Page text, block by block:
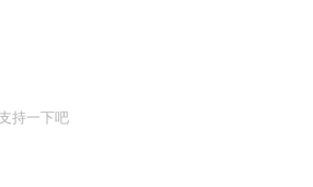
持一下吧